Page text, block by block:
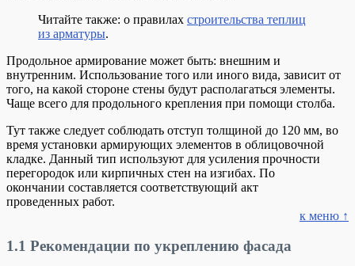
Читайте также: о правилах строительства теплиц
из арматуры.
Продольное армирование может быть: внешним и
внутренним. Использование того или иного вида, зависит от
того, на какой стороне стены будут располагаться элементы.
Чаще всего для продольного крепления при помощи столба.
Тут также следует соблюдать отступ толщиной до 120 мм, во
время установки армирующих элементов в облицовочной
кладке. Данный тип используют для усиления прочности
перегородок или кирпичных стен на изгибах. По
окончании составляется соответствующий акт
проведенных работ.
к меню ↑
1.1 Рекомендации по укреплению фасада